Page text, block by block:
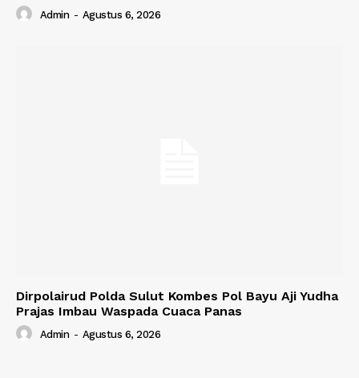
Admin - Agustus 6, 2026
Dirpolairud Polda Sulut Kombes Pol Bayu Aji Yudha
Prajas Imbau Waspada Cuaca Panas
Admin - Agustus 6, 2026